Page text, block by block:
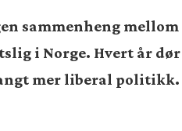
sammenheng
i Norge. Hvert år
mer liberal politikk.